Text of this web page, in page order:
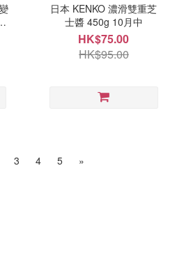
日本 KENKO 濃滑雙重芝
士醬 450g 10月中
HK$75.00
HK$95.00
3 4 5 »